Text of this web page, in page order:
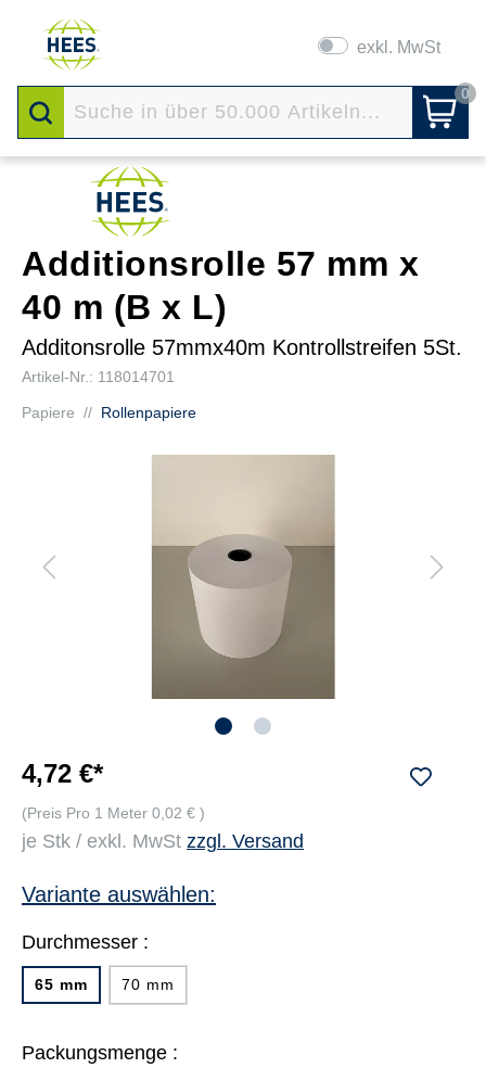
exkl. MwSt
0
Additionsrolle 57 mm x
40 m (B x L)
Additonsrolle 57mmx40m Kontrollstreifen 5St.
Artikel-Nr.: 118014701
Papiere // Rollenpapiere
4,72 €*
(Preis Pro 1 Meter 0,02 € )
je Stk / exkl. MwSt zzgl. Versand
Variante auswählen:
Durchmesser :
65 mm 70 mm
Packungsmenge :